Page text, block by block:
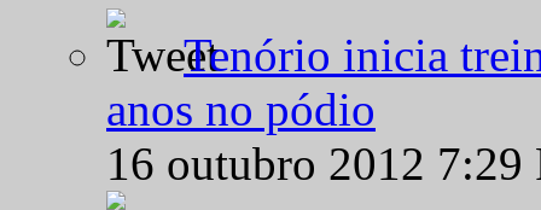
Tenório inicia
anos no pódio
16 outubro 2012